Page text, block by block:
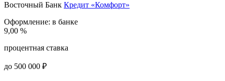
Восточный Банк Кредит «Комфорт»
Оформление: в банке
9,00 %
процентная ставка
до 500 000 ₽